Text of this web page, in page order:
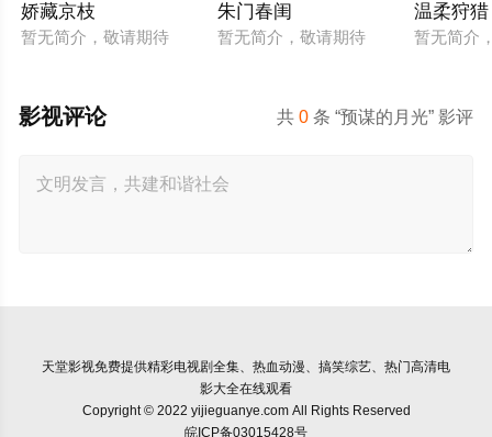
娇藏京枝
暂无简介，敬请期待
朱门春闺
暂无简介，敬请期待
温柔狩猎
暂无简介
共0 条 “预谋的月光” 影评
影视评论
天堂影视免费提供精彩电视剧全集、热血动漫、搞笑综艺、热门高清电
影大全在线观看
Copyright © 2022 yijieguanye.com All Rights Reserved
皖ICP备03015428号